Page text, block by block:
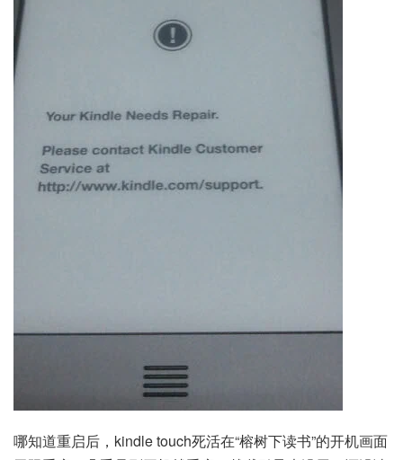
哪知道重启后，kindle touch死活在“榕树下读书”的开机画面